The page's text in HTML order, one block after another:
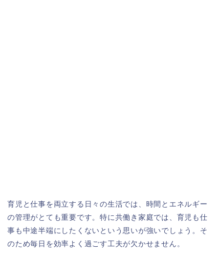
育児と仕事を両立する日々の生活では、時間とエネルギー
の管理がとても重要です。特に共働き家庭では、育児も仕
事も中途半端にしたくないという思いが強いでしょう。そ
のため毎日を効率よく過ごす工夫が欠かせません。